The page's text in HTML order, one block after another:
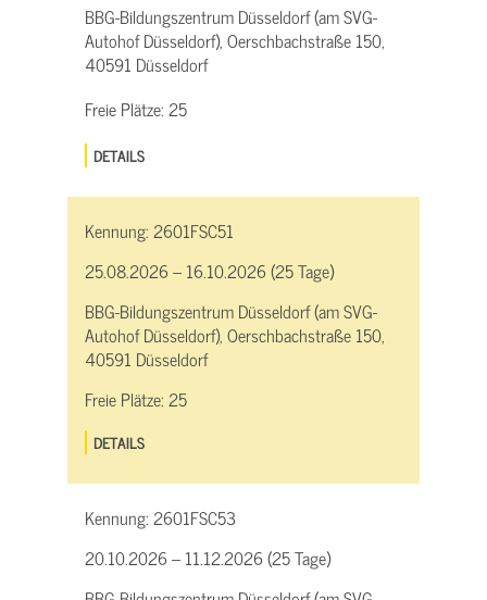
BBG-Bildungszentrum Düsseldorf (am SVG-
Autohof Düsseldorf), Oerschbachstraße 150,
40591 Düsseldorf
Freie Plätze:25
DETAILS
Kennung:2601FSC51
25.08.2026 – 16.10.2026 (25 Tage)
BBG-Bildungszentrum Düsseldorf (am SVG-
Autohof Düsseldorf), Oerschbachstraße 150,
40591 Düsseldorf
Freie Plätze:25
DETAILS
Kennung:2601FSC53
20.10.2026 – 11.12.2026 (25 Tage)